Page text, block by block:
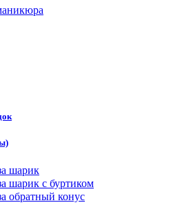
шарик
шарик с буртиком
обратный конус